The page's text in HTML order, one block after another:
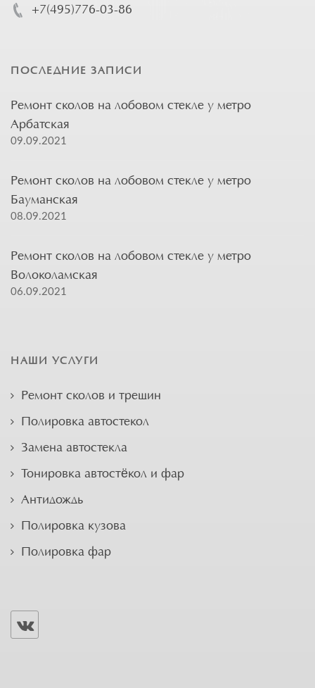
+7(495)776-03-86
ПОСЛЕДНИЕ ЗАПИСИ
Ремонт сколов на лобовом стекле у метро
Арбатская
09.09.2021
Ремонт сколов на лобовом стекле у метро
Бауманская
08.09.2021
Ремонт сколов на лобовом стекле у метро
Волоколамская
06.09.2021
НАШИ УСЛУГИ
Ремонт сколов и трещин
Полировка автостекол
Замена автостекла
Тонировка автостёкол и фар
Антидождь
Полировка кузова
Полировка фар